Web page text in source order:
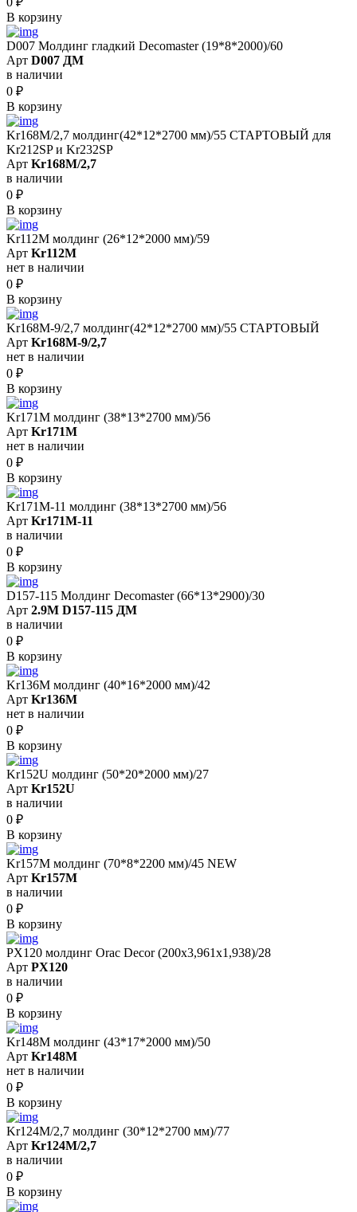
В корзину
D007 Молдинг гладкий Decomaster (19*8*2000)/60
Арт D007 ДМ
в наличии
0 ₽
В корзину
Kr168M/2,7 молдинг(42*12*2700 мм)/55 СТАРТОВЫЙ для
Kr212SP и Kr232SP
Арт Kr168M/2,7
в наличии
0 ₽
В корзину
Kr112M молдинг (26*12*2000 мм)/59
Арт Kr112M
нет в наличии
0 ₽
В корзину
Kr168M-9/2,7 молдинг(42*12*2700 мм)/55 СТАРТОВЫЙ
Арт Kr168M-9/2,7
нет в наличии
0 ₽
В корзину
Kr171M молдинг (38*13*2700 мм)/56
Арт Kr171M
нет в наличии
0 ₽
В корзину
Kr171M-11 молдинг (38*13*2700 мм)/56
Арт Kr171M-11
в наличии
0 ₽
В корзину
D157-115 Молдинг Decomaster (66*13*2900)/30
Арт 2.9M D157-115 ДМ
в наличии
0 ₽
В корзину
Kr136M молдинг (40*16*2000 мм)/42
Арт Kr136M
нет в наличии
0 ₽
В корзину
Kr152U молдинг (50*20*2000 мм)/27
Арт Kr152U
в наличии
0 ₽
В корзину
Kr157M молдинг (70*8*2200 мм)/45 NEW
Арт Kr157M
в наличии
0 ₽
В корзину
PX120 молдинг Orac Decor (200x3,961x1,938)/28
Арт PX120
в наличии
0 ₽
В корзину
Kr148M молдинг (43*17*2000 мм)/50
Арт Kr148M
нет в наличии
0 ₽
В корзину
Kr124M/2,7 молдинг (30*12*2700 мм)/77
Арт Kr124M/2,7
в наличии
0 ₽
В корзину